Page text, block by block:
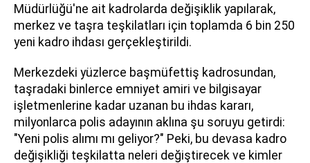
Müdürlüğü'ne ait kadrolarda değişiklik yapılarak,
merkez ve taşra teşkilatları için toplamda 6 bin 250
yeni kadro ihdası gerçekleştirildi.
Merkezdeki yüzlerce başmüfettiş kadrosundan,
taşradaki binlerce emniyet amiri ve bilgisayar
işletmenlerine kadar uzanan bu ihdas kararı,
milyonlarca polis adayının aklına şu soruyu getirdi:
"Yeni polis alımı mı geliyor?" Peki, bu devasa kadro
değişikliği teşkilatta neleri değiştirecek ve kimler